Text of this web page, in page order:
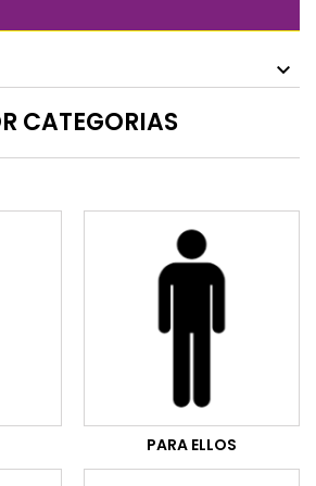
CATEGORIAS
PARA ELLOS